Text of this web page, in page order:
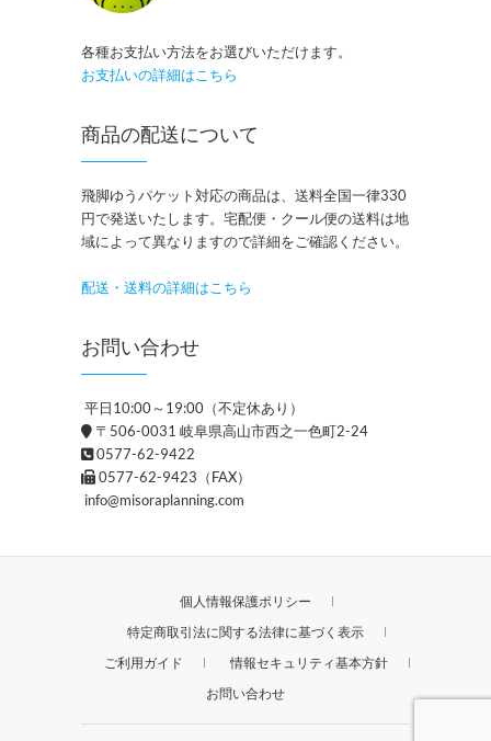
各種お支払い方法をお選びいただけます。
お支払いの詳細はこちら
商品の配送について
飛脚ゆうパケット対応の商品は、送料全国一律330
円で発送いたします。宅配便・クール便の送料は地
域によって異なりますので詳細をご確認ください。
配送・送料の詳細はこちら
お問い合わせ
平日10:00～19:00（不定休あり）
〒506-0031 岐阜県高山市西之一色町2-24
0577-62-9422
0577-62-9423（FAX）
info@misoraplanning.com
個人情報保護ポリシー
特定商取引法に関する法律に基づく表示
ご利用ガイド
情報セキュリティ基本方針
お問い合わせ